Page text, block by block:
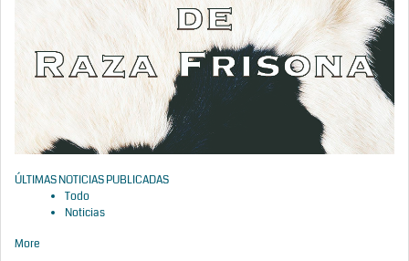
ÚLTIMAS NOTICIAS PUBLICADAS
Todo
Noticias
More